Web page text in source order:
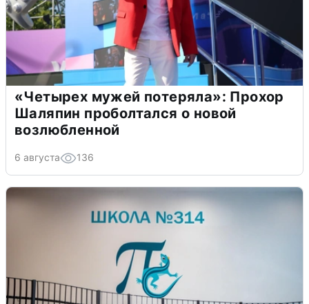
«Четырех мужей потеряла»: Прохор
Шаляпин проболтался о новой
возлюбленной
6 августа 136